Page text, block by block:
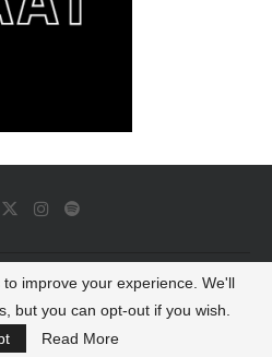
Dash All Rights Reserved
TO TOP
improve your experience. We'll
but you can opt-out if you wish.
Read More